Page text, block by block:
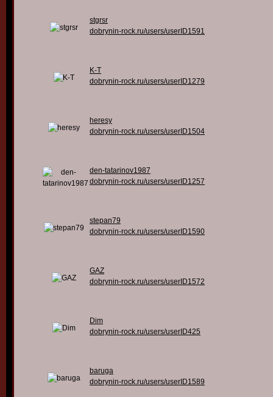
stgrsr
dobrynin-rock.ru/users/userID1591
K-T
dobrynin-rock.ru/users/userID1279
heresy
dobrynin-rock.ru/users/userID1504
den-tatarinov1987
dobrynin-rock.ru/users/userID1257
stepan79
dobrynin-rock.ru/users/userID1590
GAZ
dobrynin-rock.ru/users/userID1572
Dim
dobrynin-rock.ru/users/userID425
baruga
dobrynin-rock.ru/users/userID1589